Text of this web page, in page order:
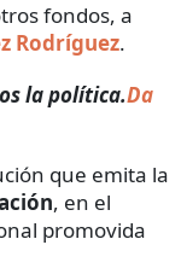
fondos, a
Rodríguez.
la política.Da
que emita la
, en el
promovida